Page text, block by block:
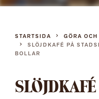
STARTSIDA GÖRA
SLÖJDKAFÉ PÅ
BOLLAR